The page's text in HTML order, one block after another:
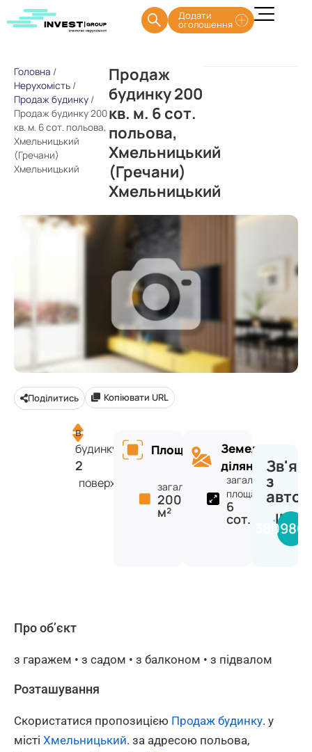
Додати
оголошення
Головна /
Нерухомість /
Продаж будинку /
Продаж будинку 200
кв. м. 6 сот. польова,
Хмельницький
(Гречани)
Хмельницький
Продаж
будинку 200
кв. м. 6 сот.
польова,
Хмельницький
(Гречани)
Хмельницький
Поділитись Копіювати URL
в
будинку
2
поверхів
Площа
загальна:
200
м²
Земельна
ділянка
загальна
площа:
6
сот.
з
Про об’єкт
з гаражем • з садом • з балконом • з підвалом
Розташування
Скористатися пропозицією Продаж будинку. у
місті Хмельницький. за адресою польова,